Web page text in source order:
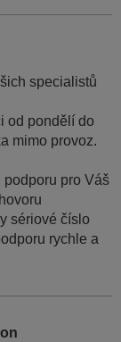
specialistů
od pondělí do
mimo provoz.
pro Váš
sériové číslo
rychle a